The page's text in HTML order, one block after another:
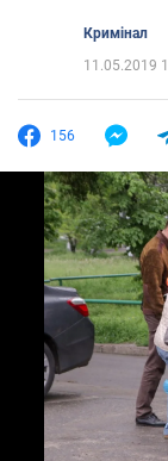
Кримінал
11.05.2019
156